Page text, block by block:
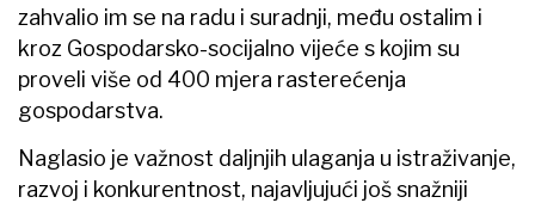
zahvalio im se na radu i suradnji, među ostalim i
kroz Gospodarsko-socijalno vijeće s kojim su
proveli više od 400 mjera rasterećenja
gospodarstva.
Naglasio je važnost daljnjih ulaganja u istraživanje,
razvoj i konkurentnost, najavljujući još snažniji